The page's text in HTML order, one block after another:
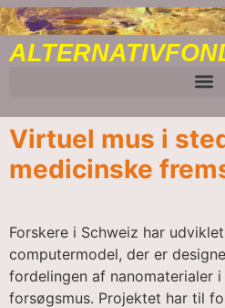
content
Virtuel mus i
medicinske
Forskere i Schweiz har
computermodel, der er
fordelingen af nanomaterialer i
forsøgsmus. Projektet har til